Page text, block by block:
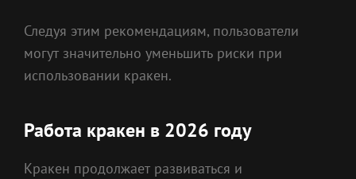
Следуя этим рекомендациям, пользователи
могут значительно уменьшить риски при
использовании кракен.
Работа кракен в 2026 году
Кракен продолжает развиваться и